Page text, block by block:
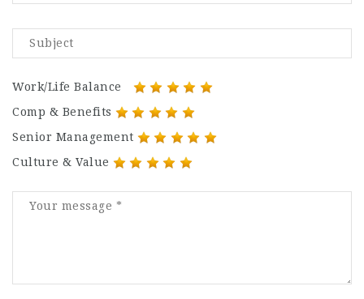
Work/Life Balance
Comp & Benefits
Senior Management
Culture & Value